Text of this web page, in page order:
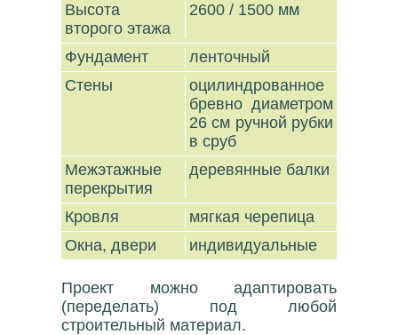
Высота
второго этажа
2600 / 1500 мм
Фундамент
ленточный
Стены
оцилиндрованное
бревно диаметром
26 см ручной рубки
в сруб
Межэтажные
перекрытия
деревянные балки
Кровля
мягкая черепица
Окна, двери
индивидуальные
Проект можно адаптировать
(переделать) под любой
строительный материал.